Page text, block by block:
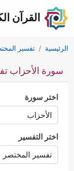
القرآن
الرئيسية تفسير
سورة الأحزاب
اختر سورة
اختر التفسير